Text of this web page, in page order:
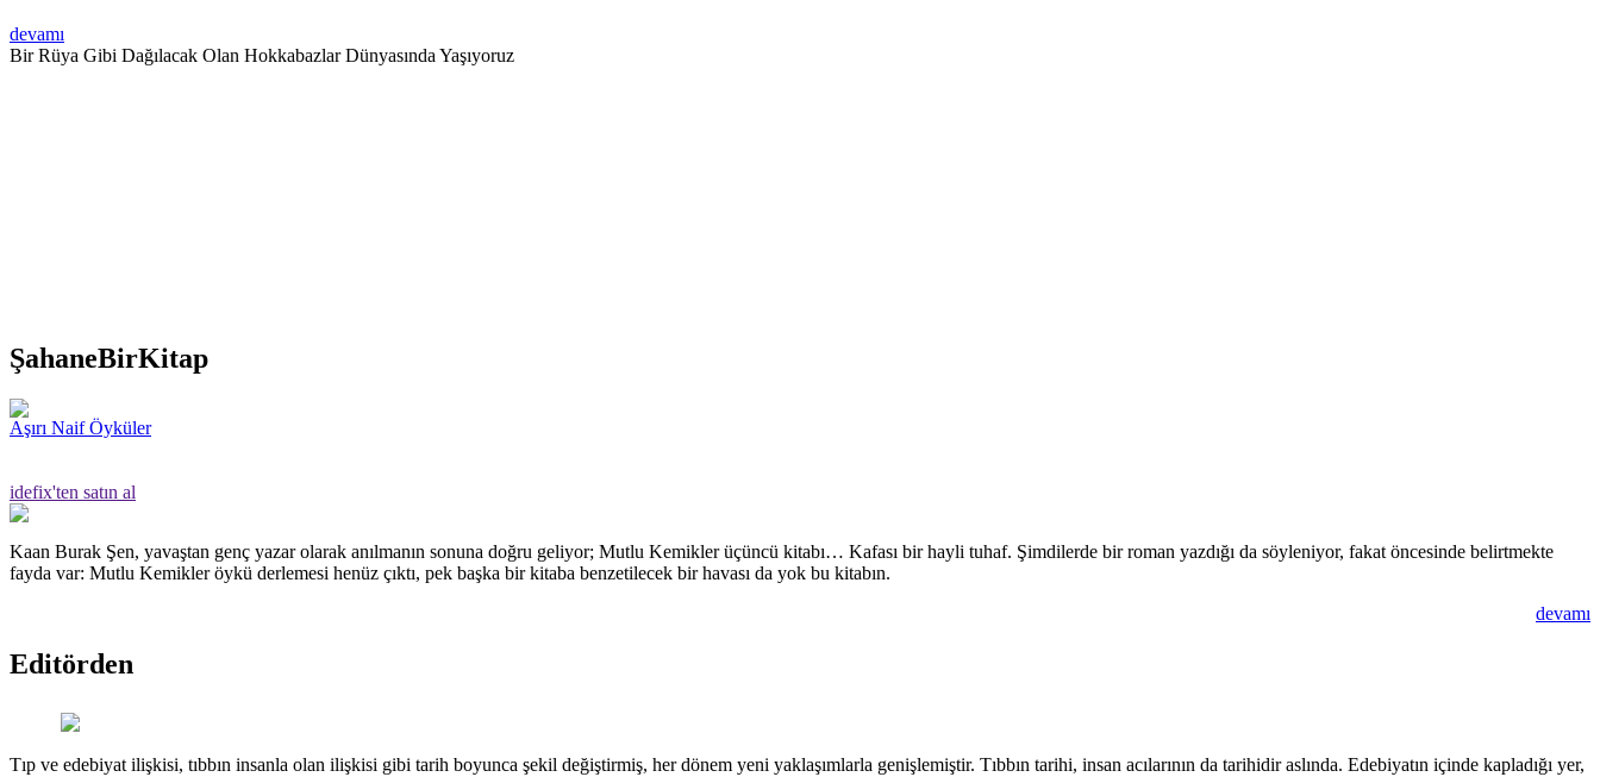
devamı
Bir Rüya Gibi Dağılacak Olan Hokkabazlar Dünyasında Yaşıyoruz
ŞahaneBirKitap
Aşırı Naif Öyküler
idefix'ten satın al
Kaan Burak Şen, yavaştan genç yazar olarak anılmanın sonuna doğru geliyor; Mutlu Kemikler üçüncü kitabı… Kafası bir hayli tuhaf. Şimdilerde bir roman yazdığı da söyleniyor, fakat öncesinde belirtmekte
fayda var: Mutlu Kemikler öykü derlemesi henüz çıktı, pek başka bir kitaba benzetilecek bir havası da yok bu kitabın.
devamı
Editörden
Tıp ve edebiyat ilişkisi, tıbbın insanla olan ilişkisi gibi tarih boyunca şekil değiştirmiş, her dönem yeni yaklaşımlarla genişlemiştir. Tıbbın tarihi, insan acılarının da tarihidir aslında. Edebiyatın içinde kapladığı yer,